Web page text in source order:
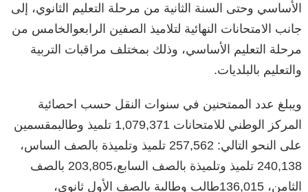
الأساسي وحتى السنة الثانية من مرحلة التعليم الثانوي، إلى
جانب الامتحانات النهائية لتلاميذ الصفين الرابعوالخامس من
مرحلة التعليم الأساسي، وذلك بمختلف مراقبات التربية
والتعليم بالبلديات.
ويبلغ عدد الممتحنين في سنوات النقل حسب احصائية
المركز الوطني للامتحانات تلميذ وطالبمقسمين
على النحو التالي: 257,562 تلميذ وتلميذة بالصف الساس،
240,138 تلميذ وتلميذة بالصف السابع،203,805 بالصف
الثامن،
طالب وطالبة بالصف الأول ثانوي،